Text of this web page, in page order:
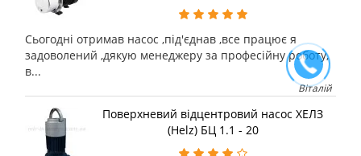
Сьогодні отримав насос ,під'єднав ,все працює я
задоволений ,дякую менеджеру за професійну роботу,
в...
Віталій
Поверхневий відцентровий насос ХЕЛЗ
(Helz) БЦ 1.1 - 20